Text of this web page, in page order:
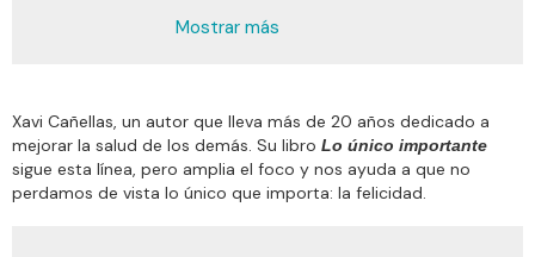
divertida que se ha prohibido en
los Monty Python tuvieron que
defenderla en la BBC frente a un obispo
y a un crítico ultracatólico que ni la
habían visto entera?…Con este libro
Mostrar más
Xavi Cañellas, un autor que lleva más de 20 años dedicado a
mejorar la salud de los demás. Su libro Lo único importante
sigue esta línea, pero amplia el foco y nos ayuda a que no
perdamos de vista lo único que importa: la felicidad.